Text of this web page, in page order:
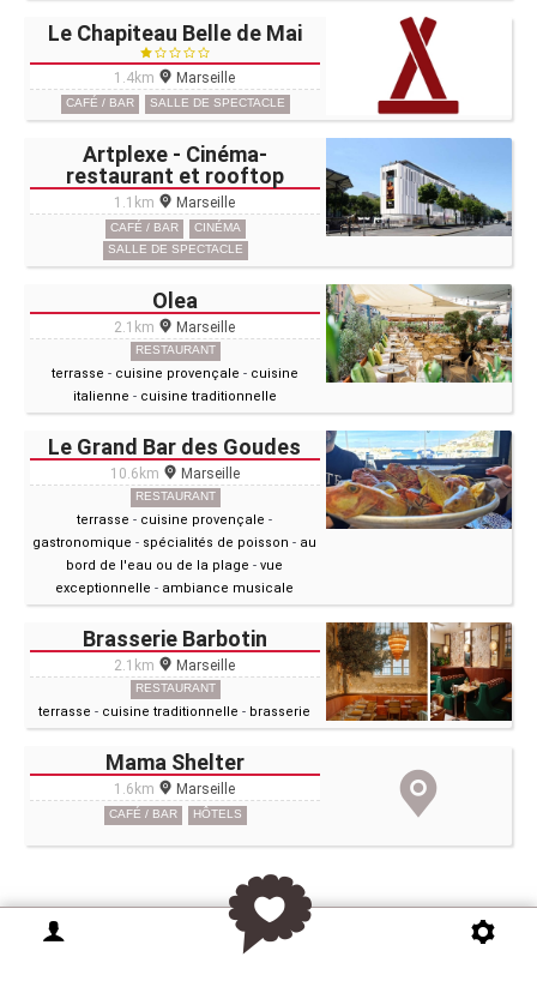
Le Chapiteau Belle de Mai
1.4km Marseille
CAFÉ / BAR SALLE DE SPECTACLE
Artplexe - Cinéma-
restaurant et rooftop
1.1km Marseille
CAFÉ / BAR
CINÉMA
SALLE DE SPECTACLE
Olea
2.1km Marseille
RESTAURANT
terrasse - cuisine provençale - cuisine
italienne - cuisine traditionnelle
Le Grand Bar des Goudes
10.6km Marseille
RESTAURANT
terrasse - cuisine provençale -
gastronomique - spécialités de poisson - au
bord de l'eau ou de la plage -vue
exceptionnelle - ambiance musicale
Brasserie Barbotin
2.1km Marseille
RESTAURANT
terrasse - cuisine traditionnelle - brasserie
Mama Shelter
1.6km Marseille
CAFÉ / BAR HÔTELS